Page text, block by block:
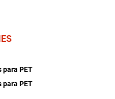
para PET
para PET